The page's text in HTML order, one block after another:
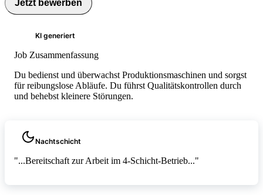
Jetzt bewerben
KI generiert
Job Zusammenfassung
Du bedienst und überwachst Produktionsmaschinen und sorgst
für reibungslose Abläufe. Du führst Qualitätskontrollen durch
und behebst kleinere Störungen.
Nachtschicht
"...Bereitschaft zur Arbeit im 4-Schicht-Betrieb..."